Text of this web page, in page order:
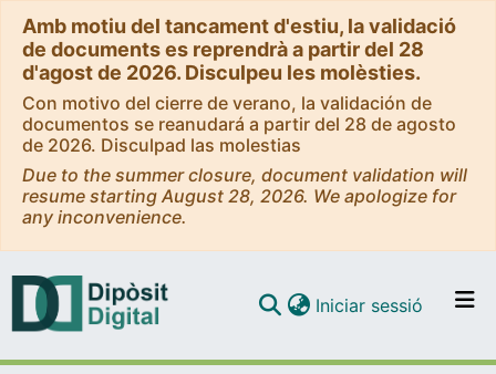
Amb motiu del tancament d'estiu, la validació
de documents es reprendrà a partir del 28
d'agost de 2026. Disculpeu les molèsties.
Con motivo del cierre de verano, la validación de
documentos se reanudará a partir del 28 de agosto
de 2026. Disculpad las molestias
Due to the summer closure, document validation will
resume starting August 28, 2026. We apologize for
any inconvenience.
Iniciar sessió (current)